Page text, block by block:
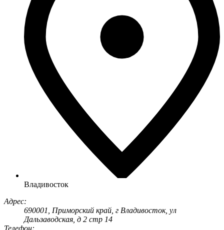
Владивосток
Адрес:
690001
, Приморский край, г Владивосток, ул
Дальзаводская, д 2 стр 14
Телефон: